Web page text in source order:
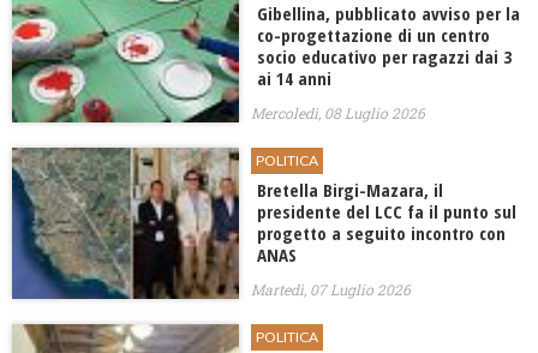
Gibellina, pubblicato avviso per la
co-progettazione di un centro
socio educativo per ragazzi dai 3
ai 14 anni
Mercoledì, 08 Luglio 2026
POLITICA
Bretella Birgi-Mazara, il
presidente del LCC fa il punto sul
progetto a seguito incontro con
ANAS
Martedì, 07 Luglio 2026
POLITICA